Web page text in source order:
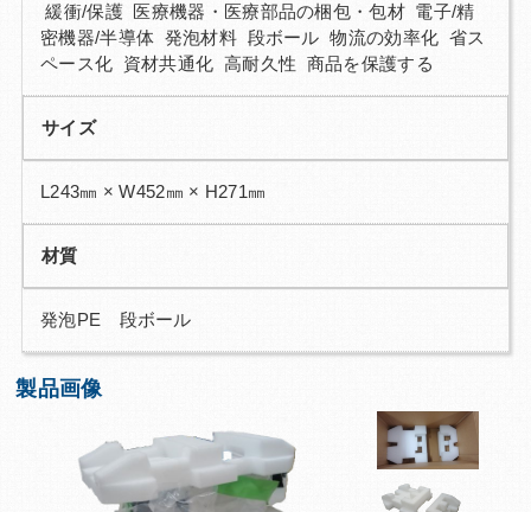
緩衝/保護 医療機器・医療部品の梱包・包材 電子/精
密機器/半導体 発泡材料 段ボール 物流の効率化 省ス
ペース化 資材共通化 高耐久性 商品を保護する
サイズ
L243㎜ × W452㎜ × H271㎜
材質
発泡PE 段ボール
製品画像